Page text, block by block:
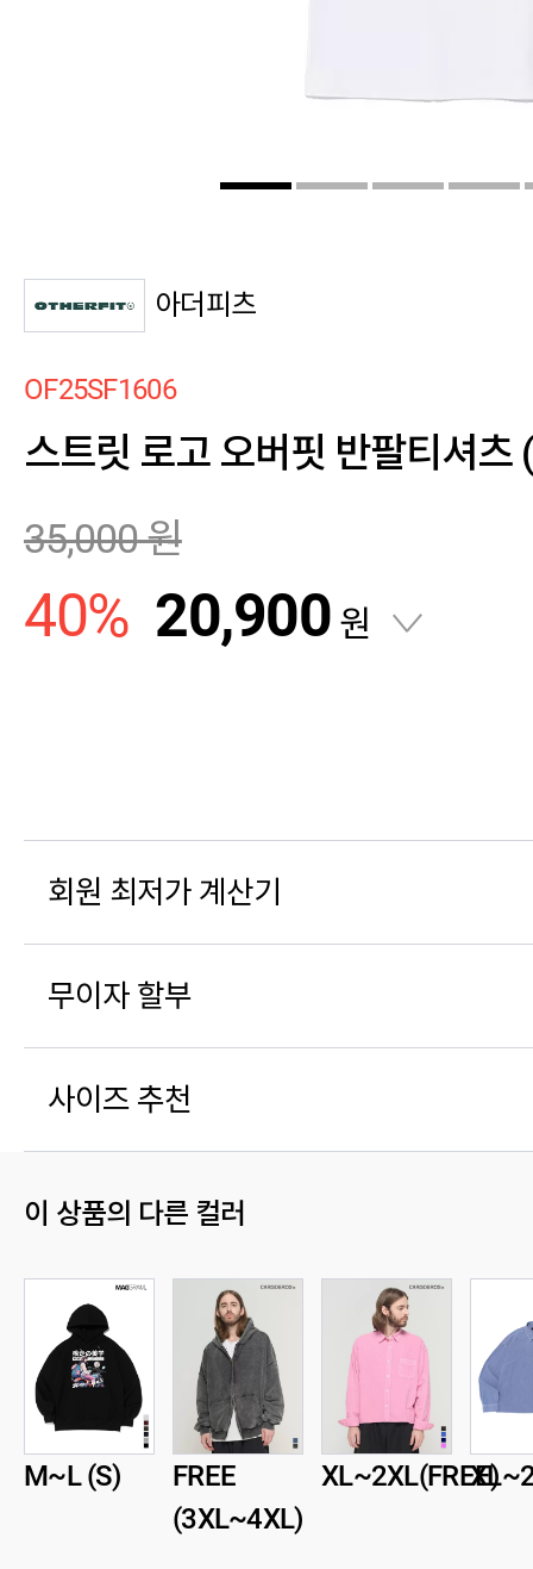
아더피츠
OF25SF1606
스트릿 로고 오버핏 반팔티셔츠
35,000원
40% 20,900 원
회원 최저가 계산기
무이자 할부
사이즈 추천
이 상품의 다른 컬러
M~L (S)
FREE
(3XL~4XL)
XL~2XL(FREE)